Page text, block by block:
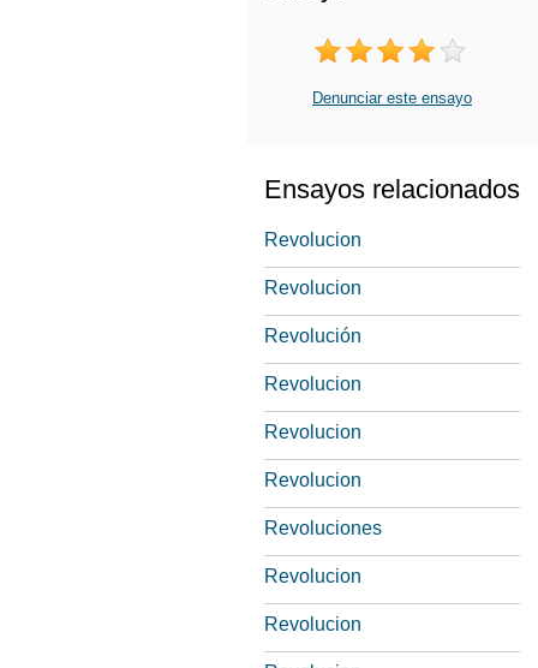
Denunciar este ensayo
Ensayos relacionados
Revolucion
Revolucion
Revolución
Revolucion
Revolucion
Revolucion
Revoluciones
Revolucion
Revolucion